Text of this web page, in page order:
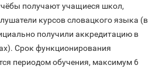
получают учащиеся школ,
курсов словацкого языка (в
получили аккредитацию в
Срок функционирования
периодом обучения, максимум 6